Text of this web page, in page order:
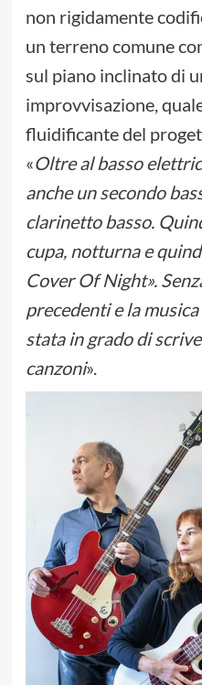
non rigidamente
un terreno comune
sul piano inclinato di
improvvisazione,
fluidificante del
«Oltre al basso
anche un secondo
clarinetto basso.
cupa, notturna e
Cover Of Night».
precedenti e la
stata in grado di
canzoni».